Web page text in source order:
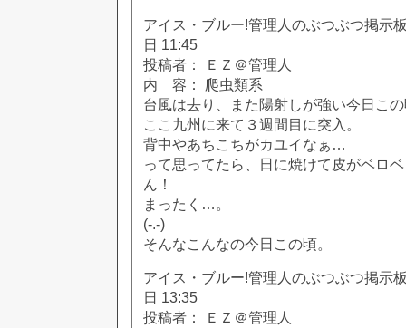
アイス・ブルー!管理人のぶつぶつ掲示
日 11:45
投稿者： ＥＺ＠管理人
内 容： 爬虫類系
台風は去り、また陽射しが強い今日こ
ここ九州に来て３週間目に突入。
背中やあちこちがカユイなぁ…
って思ってたら、日に焼けて皮がベロ
ん！
まったく…。
(-.-)
そんなこんなの今日この頃。
アイス・ブルー!管理人のぶつぶつ掲示
日 13:35
投稿者： ＥＺ＠管理人